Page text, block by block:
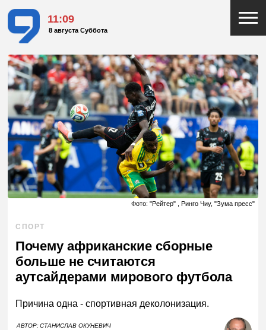
11:09
8 августа Суббота
Фото: "Рейтер" , Ринго Чиу, "Зума пресс"
СПОРТ
Почему африканские сборные
больше не считаются
аутсайдерами мирового футбола
Причина одна - спортивная деколонизация.
АВТОР:СТАНИСЛАВ ОКУНЕВИЧ